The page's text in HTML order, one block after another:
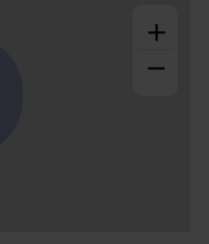
+
−